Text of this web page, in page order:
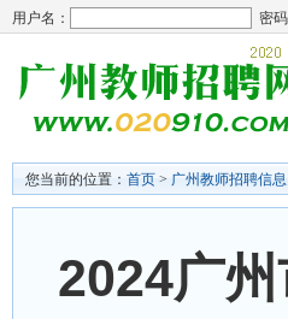
用户名： 密码
您当前的位置： 首页 > 广州教师招聘信息
2024广